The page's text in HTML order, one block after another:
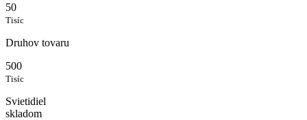
50
Tisíc
Druhov tovaru
500
Tisíc
Svietidiel
skladom